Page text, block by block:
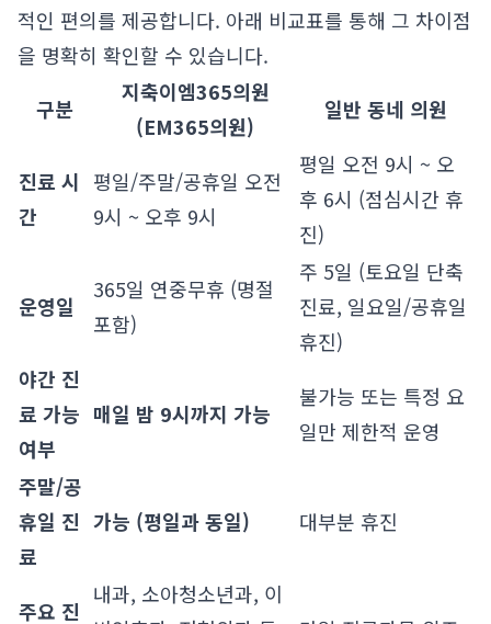
적인 편의를 제공합니다. 아래 비교표를 통해 그 차이점
을 명확히 확인할 수 있습니다.
구분
지축이엠365의원
(EM365의원)
일반 동네 의원
진료 시
간
평일/주말/공휴일 오전
9시 ~ 오후 9시
평일 오전 9시 ~ 오
후 6시 (점심시간 휴
진)
운영일
365일 연중무휴 (명절
포함)
주 5일 (토요일 단축
진료, 일요일/공휴일
휴진)
야간 진
료 가능
여부
매일 밤 9시까지 가능
불가능 또는 특정 요
일만 제한적 운영
주말/공
휴일 진
료
가능 (평일과 동일) 대부분 휴진
주요 진
내과, 소아청소년과, 이